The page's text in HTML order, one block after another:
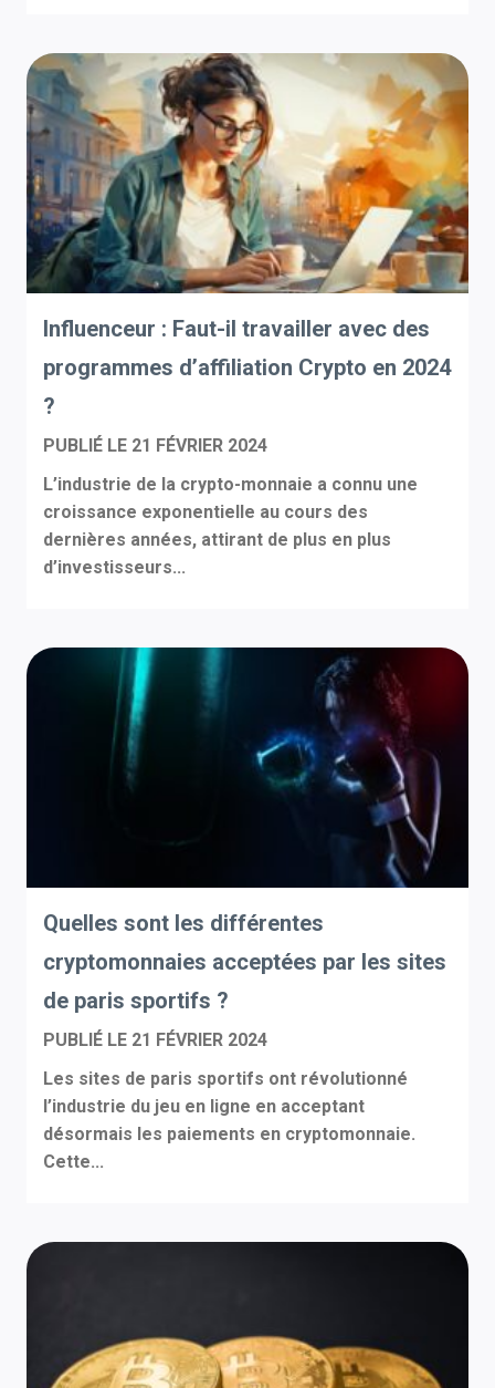
Influenceur : Faut-il travailler avec des
programmes d’affiliation Crypto en 2024
?
PUBLIÉ LE 21 FÉVRIER 2024
L’industrie de la crypto-monnaie a connu une
croissance exponentielle au cours des
dernières années, attirant de plus en plus
d’investisseurs...
Quelles sont les différentes
cryptomonnaies acceptées par les sites
de paris sportifs ?
PUBLIÉ LE 21 FÉVRIER 2024
Les sites de paris sportifs ont révolutionné
l’industrie du jeu en ligne en acceptant
désormais les paiements en cryptomonnaie.
Cette...